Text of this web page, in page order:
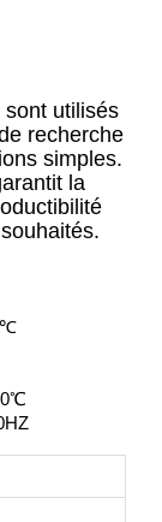
utilisés
recherche
simples.
la
℃